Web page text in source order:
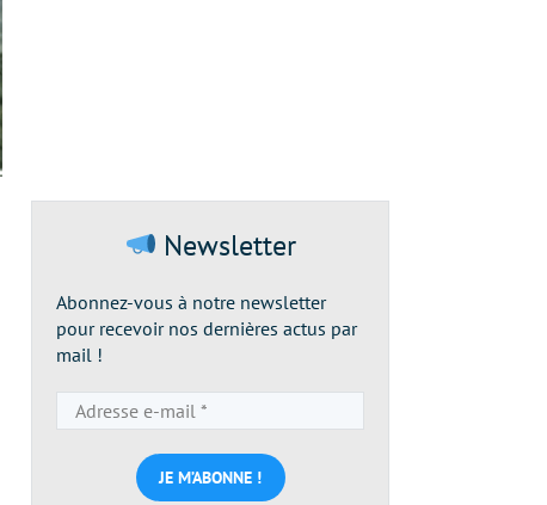
Newsletter
Abonnez-vous à notre newsletter
pour recevoir nos dernières actus par
mail !
e-
mail
*